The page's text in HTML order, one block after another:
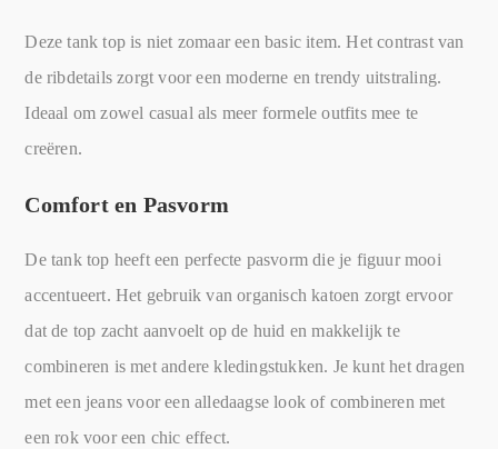
Deze tank top is niet zomaar een basic item. Het contrast van
de ribdetails zorgt voor een moderne en trendy uitstraling.
Ideaal om zowel casual als meer formele outfits mee te
creëren.
Comfort en Pasvorm
De tank top heeft een perfecte pasvorm die je figuur mooi
accentueert. Het gebruik van organisch katoen zorgt ervoor
dat de top zacht aanvoelt op de huid en makkelijk te
combineren is met andere kledingstukken. Je kunt het dragen
met een jeans voor een alledaagse look of combineren met
een rok voor een chic effect.